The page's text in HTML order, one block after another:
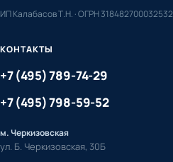
ИП Калабасов Т.Н. · ОГРН 318482700032532
КОНТАКТЫ
+7 (495) 789-74-29
+7 (495) 798-59-52
м. Черкизовская
ул. Б. Черкизовская, 30Б